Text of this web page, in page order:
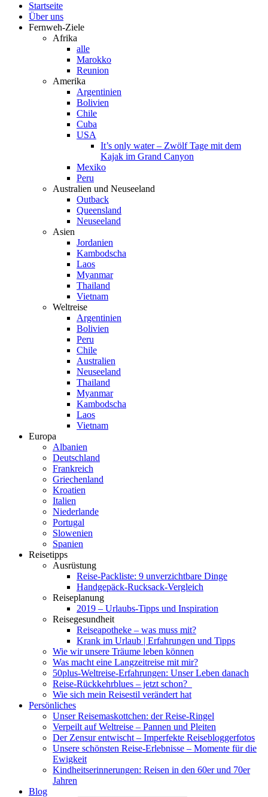
Startseite
Über uns
Fernweh-Ziele
Afrika
alle
Marokko
Reunion
Amerika
Argentinien
Bolivien
Chile
Cuba
USA
It’s only water – Zwölf Tage mit dem
Kajak im Grand Canyon
Mexiko
Peru
Australien und Neuseeland
Outback
Queensland
Neuseeland
Asien
Jordanien
Kambodscha
Laos
Myanmar
Thailand
Vietnam
Weltreise
Argentinien
Bolivien
Peru
Chile
Australien
Neuseeland
Thailand
Myanmar
Kambodscha
Laos
Vietnam
Europa
Albanien
Deutschland
Frankreich
Griechenland
Kroatien
Italien
Niederlande
Portugal
Slowenien
Spanien
Reisetipps
Ausrüstung
Reise-Packliste: 9 unverzichtbare Dinge
Handgepäck-Rucksack-Vergleich
Reiseplanung
2019 – Urlaubs-Tipps und Inspiration
Reisegesundheit
Reiseapotheke – was muss mit?
Krank im Urlaub | Erfahrungen und Tipps
Wie wir unsere Träume leben können
Was macht eine Langzeitreise mit mir?
50plus-Weltreise-Erfahrungen: Unser Leben danach
Reise-Rückkehrblues – jetzt schon?
Wie sich mein Reisestil verändert hat
Persönliches
Unser Reisemaskottchen: der Reise-Ringel
Verpeilt auf Weltreise – Pannen und Pleiten
Der Zensur entwischt – Imperfekte Reisebloggerfotos
Unsere schönsten Reise-Erlebnisse – Momente für die
Ewigkeit
Kindheitserinnerungen: Reisen in den 60er und 70er
Jahren
Blog